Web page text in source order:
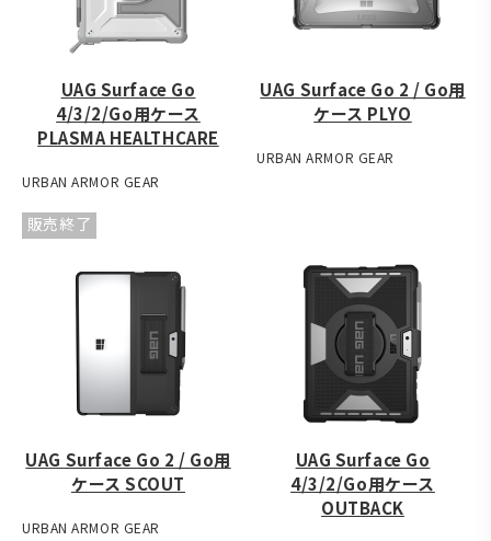
UAG Surface Go
4/3/2/Go用ケース
PLASMA HEALTHCARE
URBAN ARMOR GEAR
UAG Surface Go 2 / Go用
ケース PLYO
URBAN ARMOR GEAR
販売終了
UAG Surface Go 2 / Go用
ケース SCOUT
URBAN ARMOR GEAR
UAG Surface Go
4/3/2/Go用ケース
OUTBACK